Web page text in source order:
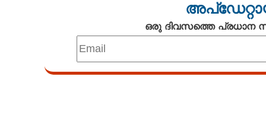
ഒരു ദിവസത്തെ പ്രധാന